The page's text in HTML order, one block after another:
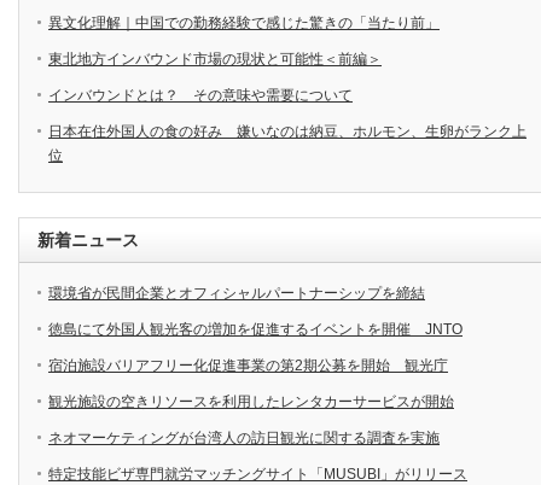
異文化理解｜中国での勤務経験で感じた驚きの「当たり前」
東北地方インバウンド市場の現状と可能性＜前編＞
インバウンドとは？ その意味や需要について
日本在住外国人の食の好み 嫌いなのは納豆、ホルモン、生卵がランク上
位
新着ニュース
環境省が民間企業とオフィシャルパートナーシップを締結
徳島にて外国人観光客の増加を促進するイベントを開催 JNTO
宿泊施設バリアフリー化促進事業の第2期公募を開始 観光庁
観光施設の空きリソースを利用したレンタカーサービスが開始
ネオマーケティングが台湾人の訪日観光に関する調査を実施
特定技能ビザ専門就労マッチングサイト「MUSUBI」がリリース